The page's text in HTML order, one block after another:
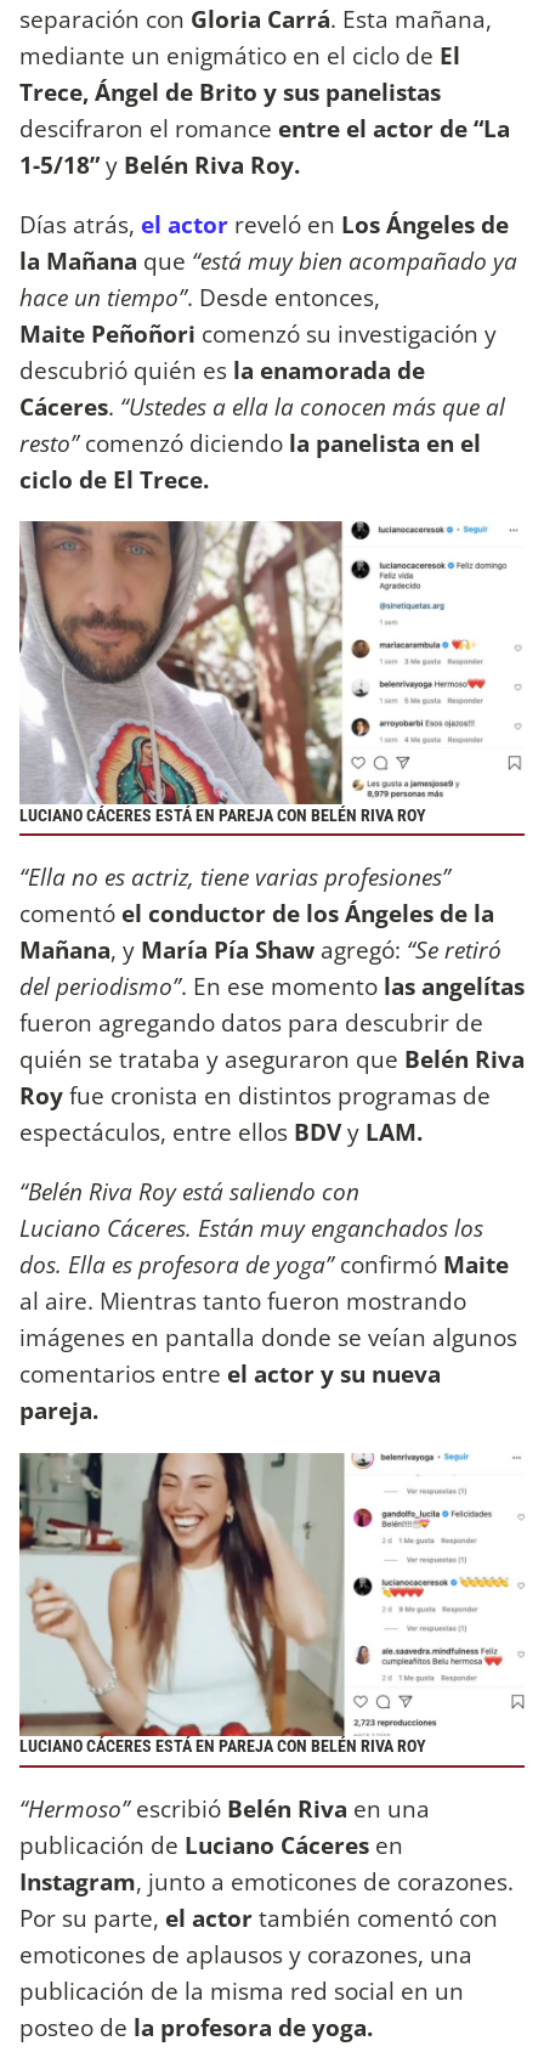
separación con Gloria Carrá. Esta mañana,
mediante un enigmático en el ciclo de El
Trece, Ángel de Brito y sus panelistas
descifraron el romance entre el actor de “La
1-5/18”y Belén Riva Roy.
Días atrás, el actor reveló en Los Ángeles de
la Mañana que “está muy bien acompañado ya
hace un tiempo”. Desde entonces,
Maite Peñoñori comenzó su investigación y
descubrió quién es la enamorada de
Cáceres. “Ustedes a ella la conocen más que al
resto”comenzó diciendo la panelista en el
ciclo de El Trece.
LUCIANO CÁCERES ESTÁ EN PAREJA CON BELÉN RIVA ROY
“Ella no es actriz, tiene varias profesiones”
comentó el conductor de los Ángeles de la
Mañana, y María Pía Shaw agregó: “Se retiró
del periodismo”. En ese momento las angelítas
fueron agregando datos para descubrir de
quién se trataba y aseguraron que Belén Riva
Royfue cronista en distintos programas de
espectáculos, entre ellos BDVy LAM.
“Belén Riva Roy está saliendo con
Luciano Cáceres. Están muy enganchados los
dos. Ella es profesora de yoga”confirmó Maite
al aire. Mientras tanto fueron mostrando
imágenes en pantalla donde se veían algunos
comentarios entre el actor y su nueva
pareja.
LUCIANO CÁCERES ESTÁ EN PAREJA CON BELÉN RIVA ROY
“Hermoso”escribió Belén Riva en una
publicación de Luciano Cáceres en
Instagram, junto a emoticones de corazones.
Por su parte, el actortambién comentó con
emoticones de aplausos y corazones, una
publicación de la misma red social en un
posteo de la profesora de yoga.